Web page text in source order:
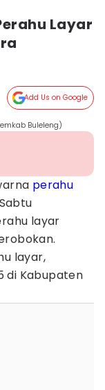
Layar
Add Us on Google
Buleleng)
perahu
layar
layar,
di Kabupaten